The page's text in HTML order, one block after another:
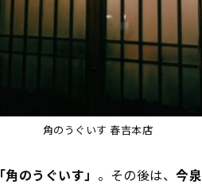
角のうぐいす 春吉本店
「角のうぐいす」 。その後は、今泉